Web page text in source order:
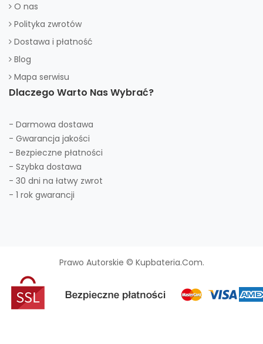
O nas
Polityka zwrotów
Dostawa i płatność
Blog
Mapa serwisu
Dlaczego Warto Nas Wybrać?
- Darmowa dostawa
- Gwarancja jakości
- Bezpieczne płatności
- Szybka dostawa
- 30 dni na łatwy zwrot
- 1 rok gwarancji
Prawo Autorskie © Kupbateria.com.